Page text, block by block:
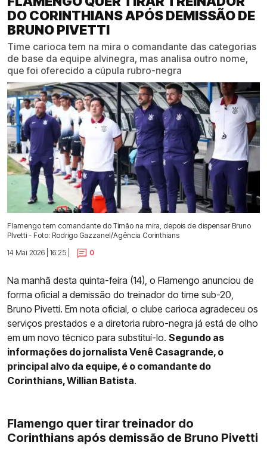
DO CORINTHIANS APÓS DEMISSÃO DE
BRUNO PIVETTI
Time carioca tem na mira o comandante das categorias
de base da equipe alvinegra, mas analisa outro nome,
que foi oferecido a cúpula rubro-negra
Flamengo tem comandante do Timão na mira, depois de dispensar Bruno
PIvetti - Foto: Rodrigo Gazzanel/Agência Corinthians
14 Mai 2026 | 16:25 |
0
Na manhã desta quinta-feira (14), o Flamengo anunciou de
forma oficial a demissão do treinador do time sub-20,
Bruno Pivetti. Em nota oficial, o clube carioca agradeceu os
serviços prestados e a diretoria rubro-negra já está de olho
em um novo técnico para substituí-lo. Segundo as
informações do jornalista Venê Casagrande, o
principal alvo da equipe, é o comandante do
Corinthians, Willian Batista.
Flamengo quer tirar treinador do
Corinthians após demissão de Bruno Pivetti